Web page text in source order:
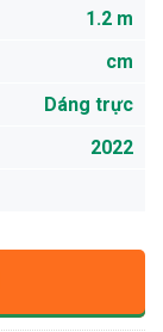
1.2 m
cm
Dáng trực
2022